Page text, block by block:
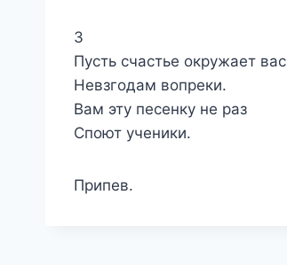
3
Пусть счастье окружает вас
Невзгодам вопреки.
Вам эту песенку не раз
Споют ученики.
Припев.